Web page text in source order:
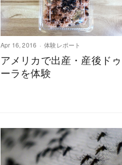
Apr 16, 2016 体験レポート
アメリカで出産・産後ドゥ
ーラを体験